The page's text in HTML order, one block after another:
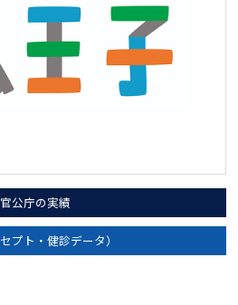
官公庁の実績
プト・健診データ）